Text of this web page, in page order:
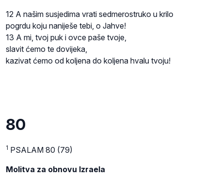
12 A našim susjedima vrati sedmerostruko u krilo
pogrdu koju naniješe tebi, o Jahve!
13 A mi, tvoj puk i ovce paše tvoje,
slavit ćemo te dovijeka,
kazivat ćemo od koljena do koljena hvalu tvoju!
80
1 PSALAM 80 (79)
Molitva za obnovu Izraela